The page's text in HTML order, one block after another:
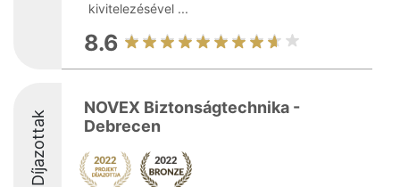
kivitelezésével ...
8.6
Díjazottak
NOVEX Biztonságtechnika -
Debrecen